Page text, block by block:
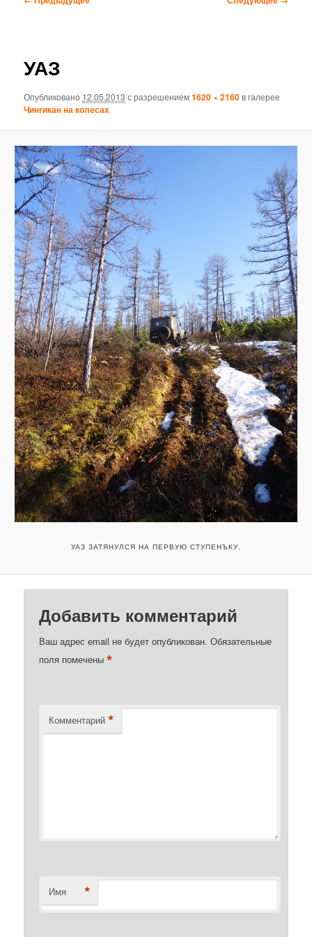
УАЗ
Опубликовано 12.05.2013 с разрешением1620 × 2160в галерее
Чингикан на колесах
УАЗ ЗАТЯНУЛСЯ НА ПЕРВУЮ СТУПЕНЪКУ.
Добавить комментарий
Ваш адрес email не будет опубликован. Обязательные
поля помечены*
Комментарий *
Имя *